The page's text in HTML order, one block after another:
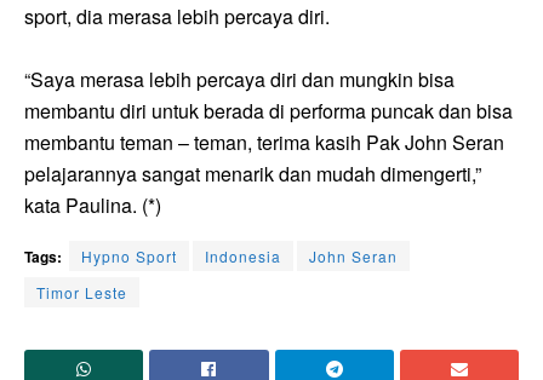
sport, dia merasa lebih percaya diri.
“Saya merasa lebih percaya diri dan mungkin bisa
membantu diri untuk berada di performa puncak dan bisa
membantu teman – teman, terima kasih Pak John Seran
pelajarannya sangat menarik dan mudah dimengerti,”
kata Paulina. (*)
Tags: Hypno Sport Indonesia
John Seran
Timor Leste